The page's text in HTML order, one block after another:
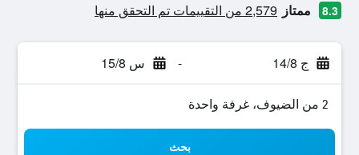
8.3 ممتاز 2,579 من التقييمات تم التحقق منها
ج 14/8 - س 15/8
2 من الضيوف، غرفة واحدة
بحث